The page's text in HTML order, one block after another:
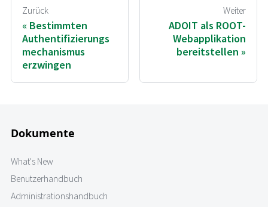
Zurück
Bestimmten
Authentifizierungs
mechanismus
erzwingen
Weiter
ADOIT als ROOT-
Webapplikation
bereitstellen
Dokumente
What's New
Benutzerhandbuch
Administrationshandbuch